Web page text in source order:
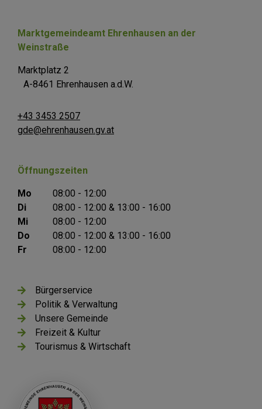
Marktgemeindeamt Ehrenhausen an der
Weinstraße
Marktplatz 2
A-8461 Ehrenhausen a.d.W.
+43 3453 2507
gde@ehrenhausen.gv.at
Öffnungszeiten
Mo
08:00 - 12:00
Di
08:00 - 12:00 & 13:00 - 16:00
Mi
08:00 - 12:00
Do
08:00 - 12:00 & 13:00 - 16:00
Fr
08:00 - 12:00
Bürgerservice
Politik & Verwaltung
Unsere Gemeinde
Freizeit & Kultur
Tourismus & Wirtschaft